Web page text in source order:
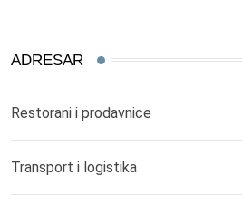
ADRESAR
Restorani i prodavnice
Transport i logistika